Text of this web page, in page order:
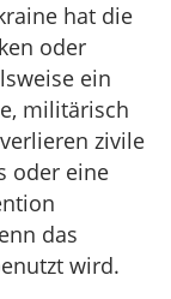
hat die
oder
ein
militärisch
zivile
oder eine
das
wird.